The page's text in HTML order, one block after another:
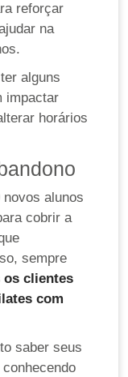
reforçar
na
alguns
impactar
horários
alunos
cobrir a
sempre
os clientes
com
saber seus